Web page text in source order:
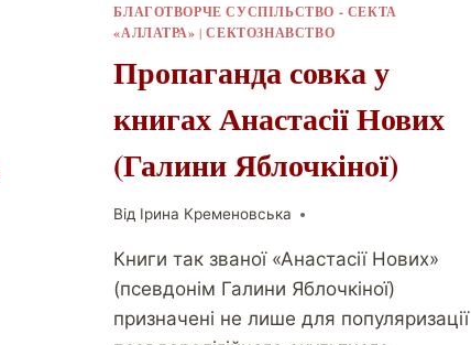
БЛАГОТВОРЧЕ СУСПІЛЬСТВО - СЕКТА
«АЛЛАТРА» |СЕКТОЗНАВСТВО
Пропаганда совка у
книгах Анастасії Нових
(Галини Яблочкіної)
Від Ірина Кременовська
Книги так званої «Анастасії Нових»
(псевдонім Галини Яблочкіної)
призначені не лише для популяризації